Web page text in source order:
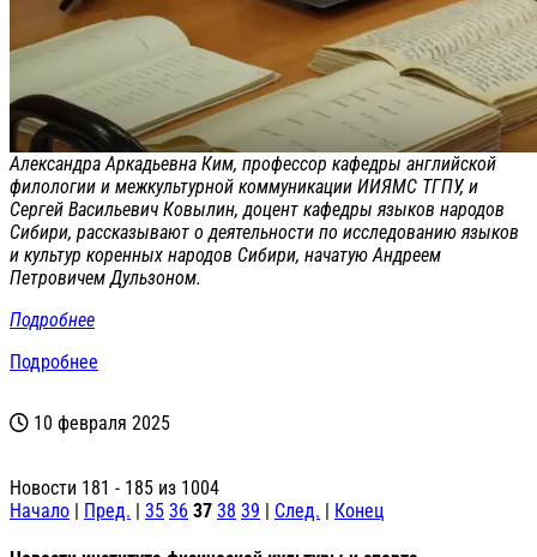
Александра Аркадьевна Ким, профессор кафедры английской
филологии и межкультурной коммуникации ИИЯМС ТГПУ, и
Сергей Васильевич Ковылин, доцент кафедры языков народов
Сибири, рассказывают о деятельности по исследованию языков
и культур коренных народов Сибири, начатую Андреем
Петровичем Дульзоном.
Подробнее
Подробнее
10 февраля 2025
Новости 181 - 185 из 1004
Начало | Пред. | 35 36 37 38 39 | След. | Конец